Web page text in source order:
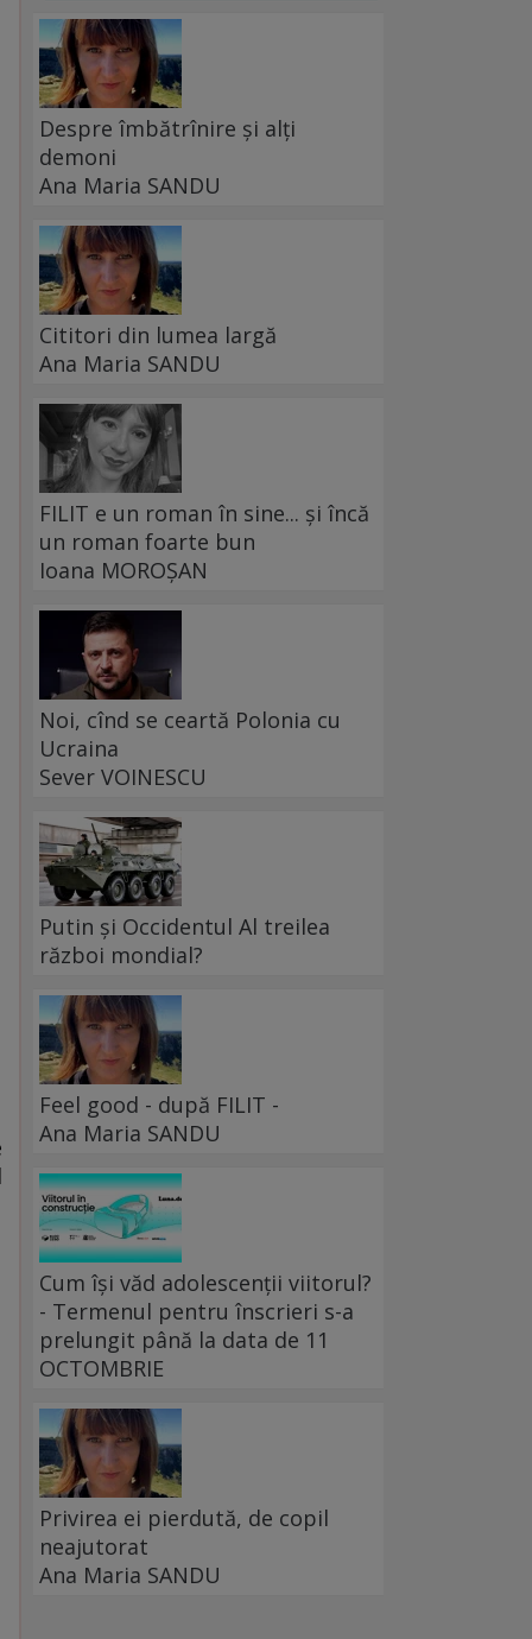
Despre îmbătrînire și alți
demoni
Ana Maria SANDU
Cititori din lumea largă
Ana Maria SANDU
FILIT e un roman în sine... și încă
un roman foarte bun
Ioana MOROȘAN
Noi, cînd se ceartă Polonia cu
Ucraina
Sever VOINESCU
Putin și Occidentul Al treilea
război mondial?
Feel good - după FILIT -
Ana Maria SANDU
Cum își văd adolescenții viitorul?
- Termenul pentru înscrieri s-a
prelungit până la data de 11
OCTOMBRIE
Privirea ei pierdută, de copil
neajutorat
Ana Maria SANDU